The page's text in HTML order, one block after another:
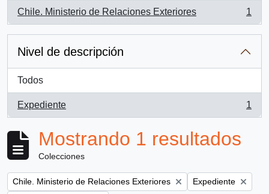
Chile. Ministerio de Relaciones Exteriores
, 1 resultados
1
Nivel de descripción
Todos
Expediente
, 1 resultados
1
Mostrando 1 resultados
Colecciones
Remove filter:
Chile. Ministerio de Relaciones Exteriores Remove filter:
Expediente